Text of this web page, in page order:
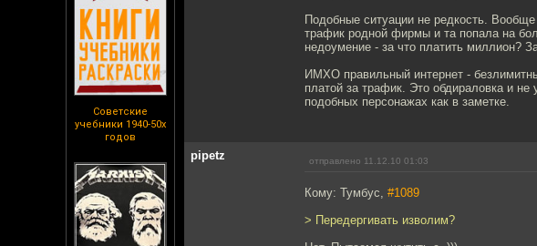
Советские
учебники 1940-50х
годов
Подобные ситуации не редкость.
трафик родной фирмы и та попала на
недоумение - за что платить миллион?
ИМХО правильный интернет -
платой за трафик. Это обдираловка и не
подобных персонажах как в заметке.
pipetz отправлено 11.12.10 01:03
Кому: Тумбус, #1089
> Передергивать изволим?